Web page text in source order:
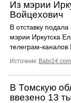
Из мэрии
Войцехович
В отставку
мэрии Иркутска
телеграм‑каналов
Источник: Babr24.com
В Томскую
ввезено 13